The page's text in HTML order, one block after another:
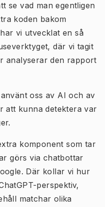
se vad man egentligen
koden bakom
vi utvecklat en så
där vi tagit
analyserar den rapport
oss av AI och av
att kunna detektera var
komponent som tar
görs via chatbottar
Där kollar vi hur
perspektiv,
matchar olika